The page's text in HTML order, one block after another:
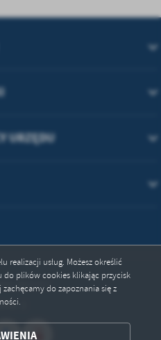
realizacji usług. Możesz określić
plików cookies klikając przycisk
do zapoznania się z
URZĘDU
362157
2